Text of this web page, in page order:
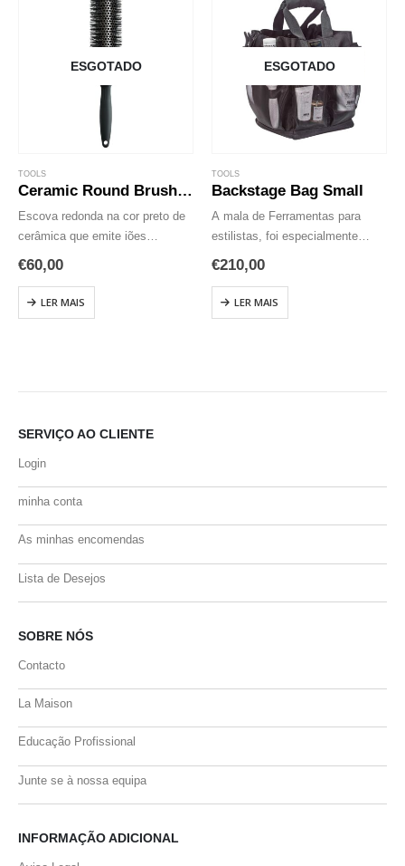
ESGOTADO
TOOLS
Ceramic Round Brush XL 43mm
Escova redonda na cor preto de
cerâmica que emite iões
negativos para evitar o frizz.
Emite iões negativos que ajudam
a selar as cutículas, retém
humidade no cabelo para
€60,00
LER MAIS
ESGOTADO
TOOLS
Backstage Bag Small
A mala de Ferramentas para
estilistas, foi especialmente
criada para transportar todos os
produtos essenciais para uma
sessão de foto. Este saco de
tamanho pequeno inclui 2 bolsos
€210,00
LER MAIS
SERVIÇO AO CLIENTE
Login
minha conta
As minhas encomendas
Lista de Desejos
SOBRE NÓS
Contacto
La Maison
Educação Profissional
Junte se à nossa equipa
INFORMAÇÃO ADICIONAL